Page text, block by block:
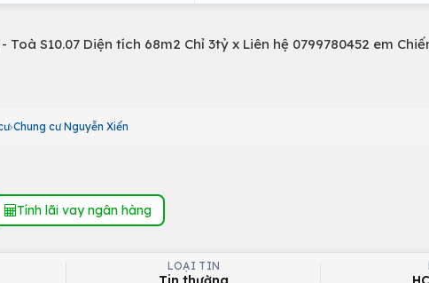
Toà S10.07 Diện tích 68m2 Chỉ 3tỷ x Liên hệ 0799780452 em
Chung cư Nguyễn Xiển
Tính lãi vay ngân hàng
LOẠI TIN